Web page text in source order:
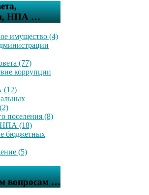
НПА …
имущество (4)
(77)
коррупции
(12)
поселения (8)
НПА (18)
бюджетных
(5)
вопросам …